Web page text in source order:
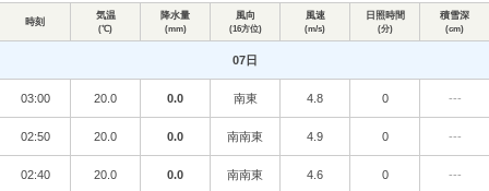
時刻
気温
(℃)
降水量
(mm)
風向
(16方位)
風速
(m/s)
日照時間
(分)
積雪深
(cm)
07日
03:00 20.0 0.0 南東 4.8 0 ---
02:50 20.0 0.0 南南東 4.9 0 ---
02:40 20.0 0.0 南南東 4.6 0 ---